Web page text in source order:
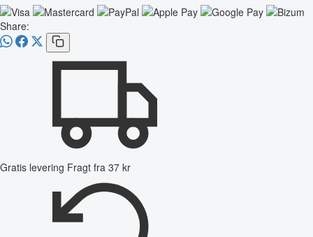
Share:
Gratis levering Fragt fra 37 kr